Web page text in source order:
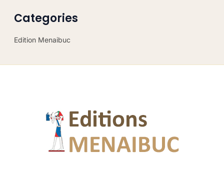
Categories
Edition Menaibuc